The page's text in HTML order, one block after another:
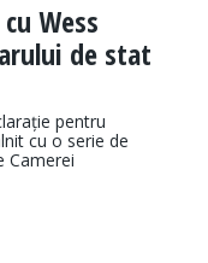
Wess
de stat
pentru
cu o serie de
Camerei